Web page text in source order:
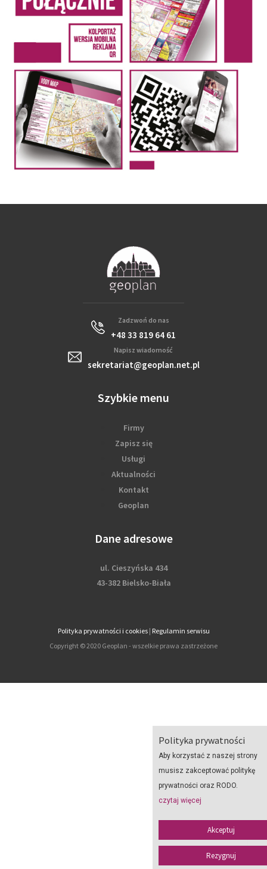
Polityka prywatności
Aby korzystać z naszej strony
musisz zakceptować politykę
prywatności oraz RODO.
czytaj więcej
Akceptuj
Rezygnuj
Zadzwoń do nas
+48 33 819 64 61
Napisz wiadomość
sekretariat@geoplan.net.pl
Szybkie menu
Firmy
Zapisz się
Usługi
Aktualności
Kontakt
Geoplan
Dane adresowe
ul. Cieszyńska 434
43-382 Bielsko-Biała
Polityka prywatności i cookies| Regulamin serwisu
Copyright © 2020 Geoplan - wszelkie prawa zastrzeżone